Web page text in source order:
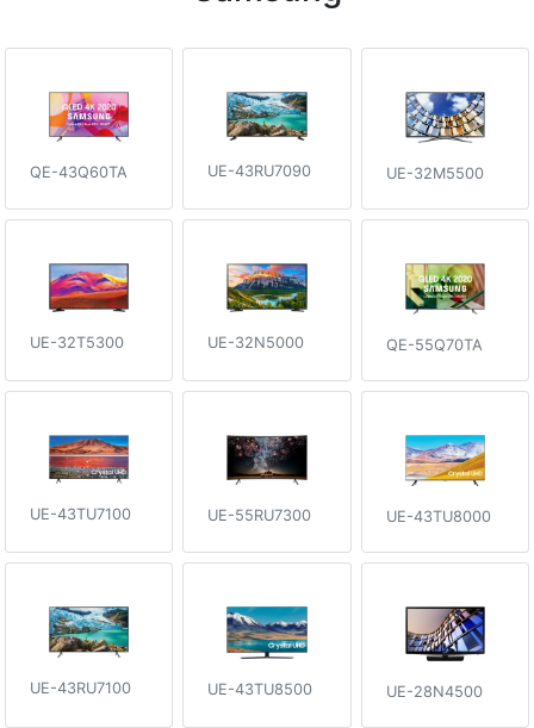
QE-43Q60TA UE-43RU7090 UE-32M5500
UE-32T5300 UE-32N5000 QE-55Q70TA
UE-43TU7100 UE-55RU7300 UE-43TU8000
UE-43RU7100 UE-43TU8500 UE-28N4500